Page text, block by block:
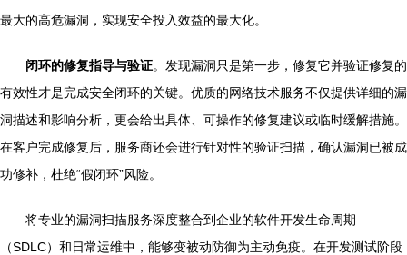
最大的高危漏洞，实现安全投入效益的最大化。
闭环的修复指导与验证。发现漏洞只是第一步，修复它并验证修复的
有效性才是完成安全闭环的关键。优质的网络技术服务不仅提供详细的漏
洞描述和影响分析，更会给出具体、可操作的修复建议或临时缓解措施。
在客户完成修复后，服务商还会进行针对性的验证扫描，确认漏洞已被成
功修补，杜绝“假闭环”风险。
将专业的漏洞扫描服务深度整合到企业的软件开发生命周期
（SDLC）和日常运维中，能够变被动防御为主动免疫。在开发测试阶段